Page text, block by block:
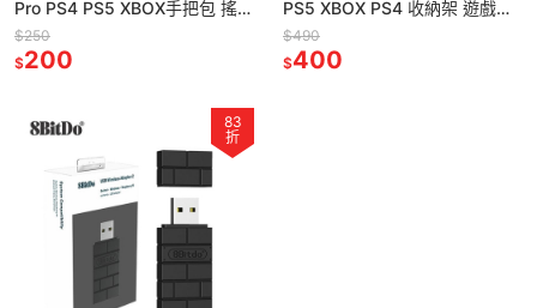
Pro PS4 PS5 XBOX手把包 搖桿
包 手把收納包 薩爾達 PRO手把
包
$250
$200
PS5 XBOX PS4 收納架 遊戲架
卡盒架 卡帶架 卡帶收納架
$490
$400
83
折